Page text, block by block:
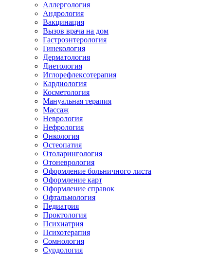
Аллергология
Андрология
Вакцинация
Вызов врача на дом
Гастроэнтерология
Гинекология
Дерматология
Диетология
Иглорефлексотерапия
Кардиология
Косметология
Мануальная терапия
Массаж
Неврология
Нефрология
Онкология
Остеопатия
Отоларингология
Отоневрология
Оформление больничного листа
Оформление карт
Оформление справок
Офтальмология
Педиатрия
Проктология
Психиатрия
Психотерапия
Сомнология
Сурдология